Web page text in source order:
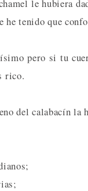
le hubiera
he tenido que
pero si tu
rico.
del calabacín la